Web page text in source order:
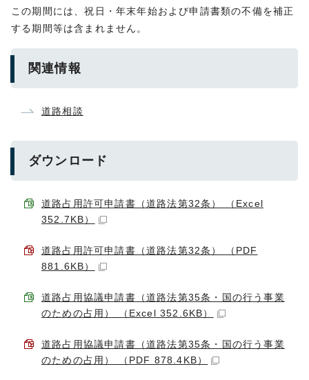
この期間には、祝日・年末年始および申請書類の不備を補正
する期間等は含まれません。
関連情報
道路相談
ダウンロード
道路占用許可申請書（道路法第32条） （Excel
352.7KB）
道路占用許可申請書（道路法第32条） （PDF
881.6KB）
道路占用協議申請書（道路法第35条・国の行う事業
のための占用） （Excel 352.6KB）
道路占用協議申請書（道路法第35条・国の行う事業
のための占用） （PDF 878.4KB）